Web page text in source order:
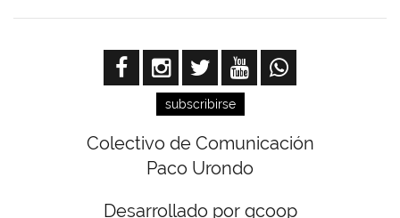
subscribirse
Colectivo de Comunicación
Paco Urondo
Desarrollado por gcoop